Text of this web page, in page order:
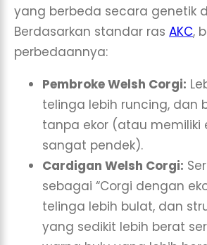
yang berbeda secara genetik
Berdasarkan standar ras AKC,
perbedaannya:
Pembroke Welsh Corgi:
telinga lebih runcing, dan
tanpa ekor (atau memiliki
sangat pendek).
Cardigan Welsh Corgi:
sebagai “Corgi dengan
telinga lebih bulat, dan
yang sedikit lebih berat